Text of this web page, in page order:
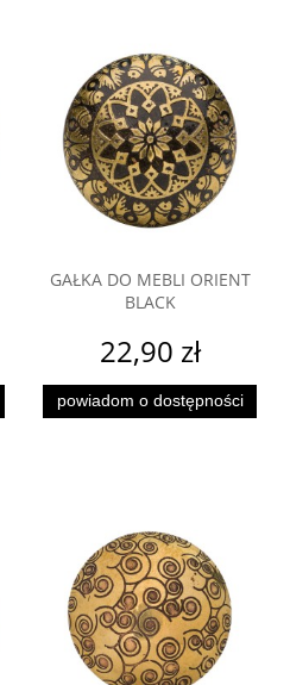
GAŁKA DO MEBLI ORIENT
BLACK
22,90 zł
powiadom o dostępności